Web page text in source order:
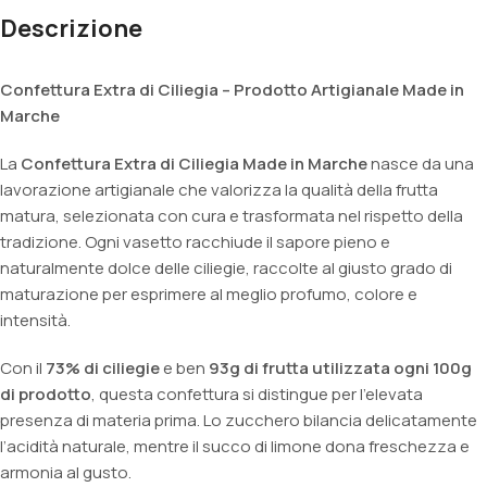
Descrizione
Confettura Extra di Ciliegia – Prodotto Artigianale Made in
Marche
La Confettura Extra di Ciliegia Made in Marchenasce da una
lavorazione artigianale che valorizza la qualità della frutta
matura, selezionata con cura e trasformata nel rispetto della
tradizione. Ogni vasetto racchiude il sapore pieno e
naturalmente dolce delle ciliegie, raccolte al giusto grado di
maturazione per esprimere al meglio profumo, colore e
intensità.
Con il 73% di ciliegiee ben 93g di frutta utilizzata ogni 100g
di prodotto, questa confettura si distingue per l’elevata
presenza di materia prima. Lo zucchero bilancia delicatamente
l’acidità naturale, mentre il succo di limone dona freschezza e
armonia al gusto.